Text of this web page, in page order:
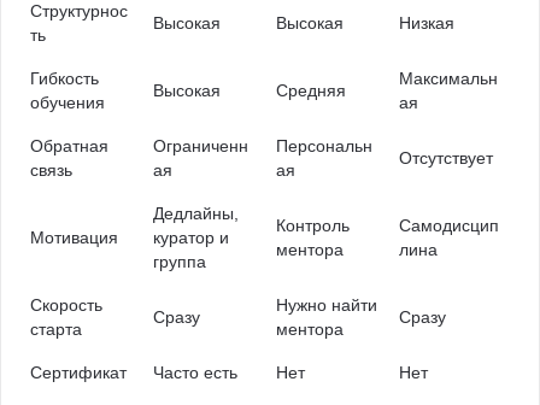
Структурнос
ть
Высокая Высокая Низкая
Гибкость
обучения
Высокая Средняя
Максимальн
ая
Обратная
связь
Ограниченн
ая
Персональн
ая
Отсутствует
Мотивация
Дедлайны,
куратор и
группа
Контроль
ментора
Самодисцип
лина
Скорость
старта
Сразу
Нужно найти
ментора
Сразу
Сертификат Часто есть Нет Нет